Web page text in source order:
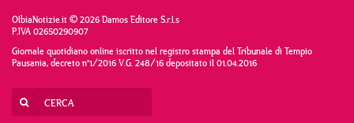
OlbiaNotizie.it © 2026 Damos Editore S.r.l.s
P.IVA 02650290907
Giornale quotidiano online iscritto nel registro stampa del Tribunale di Tempio
Pausania, decreto n°1/2016 V.G. 248/16 depositato il 01.04.2016